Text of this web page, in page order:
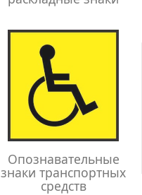
Опознавательные
знаки транспортных
средств